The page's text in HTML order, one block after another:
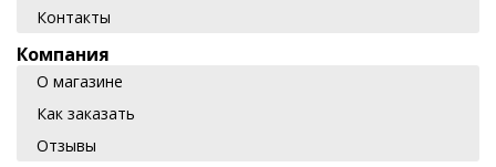
Контакты
Компания
О магазине
Как заказать
Отзывы